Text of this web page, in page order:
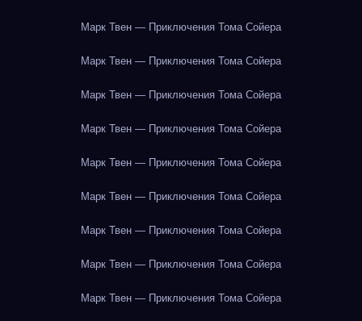
Марк Твен — Приключения Тома Сойера
Марк Твен — Приключения Тома Сойера
Марк Твен — Приключения Тома Сойера
Марк Твен — Приключения Тома Сойера
Марк Твен — Приключения Тома Сойера
Марк Твен — Приключения Тома Сойера
Марк Твен — Приключения Тома Сойера
Марк Твен — Приключения Тома Сойера
Марк Твен — Приключения Тома Сойера